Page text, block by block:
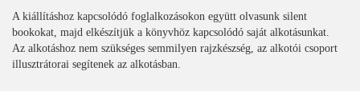
A kiállításhoz kapcsolódó foglalkozásokon együtt olvasunk silent
bookokat, majd elkészítjük a könyvhöz kapcsolódó saját alkotásunkat.
Az alkotáshoz nem szükséges semmilyen rajzkészség, az alkotói csoport
illusztrátorai segítenek az alkotásban.